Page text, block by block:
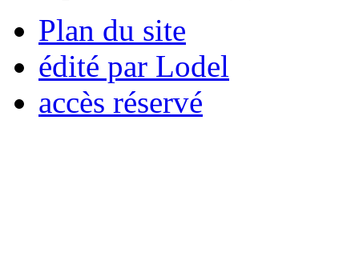
Plan du site
édité par Lodel
accès réservé